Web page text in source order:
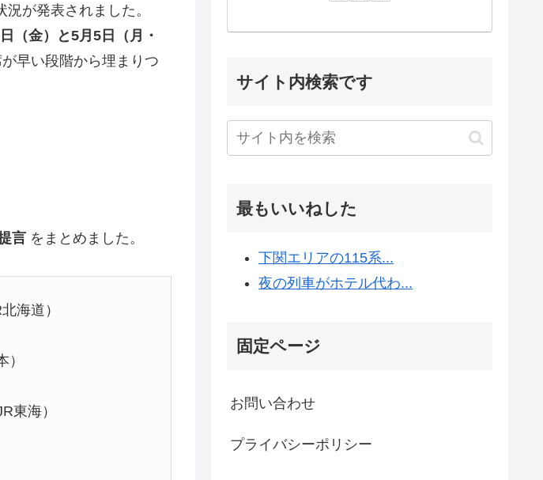
が発表されました。
（金）と5月5日（月・
早い段階から埋まりつ
言 をまとめました。
北海道）
）
東海）
サイト内検索です
最もいいねした
下関エリアの115系...
夜の列車がホテル代わ...
固定ページ
お問い合わせ
プライバシーポリシー